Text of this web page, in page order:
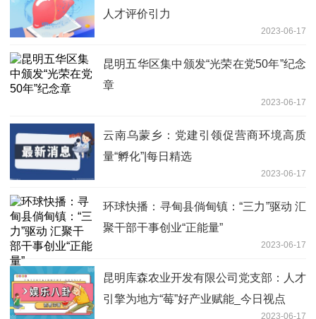
人才评价引力
2023-06-17
昆明五华区集中颁发“光荣在党50年”纪念
章
2023-06-17
云南乌蒙乡：党建引领促营商环境高质
量“孵化”|每日精选
2023-06-17
环球快播：寻甸县倘甸镇：“三力”驱动 汇
聚干部干事创业“正能量”
2023-06-17
昆明库森农业开发有限公司党支部：人才
引擎为地方“莓”好产业赋能_今日视点
2023-06-17